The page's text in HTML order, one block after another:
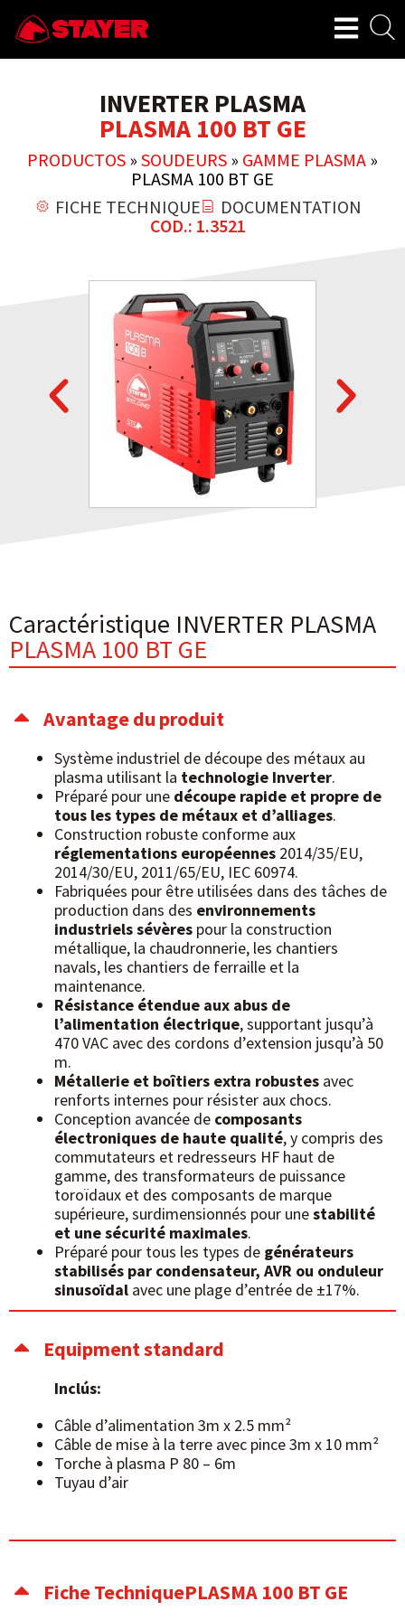
INVERTER PLASMA
PLASMA 100 BT GE
PRODUCTOS » SOUDEURS » GAMME PLASMA »
PLASMA 100 BT GE
FICHE TECHNIQUE
DOCUMENTATION
COD.: 1.3521
Caractéristique INVERTER PLASMA
PLASMA 100 BT GE
Avantage du produit
Système industriel de découpe des métaux au
plasma utilisant la technologie Inverter.
Préparé pour une découpe rapide et propre de
tous les types de métaux et d’alliages.
Construction robuste conforme aux
réglementations européennes 2014/35/EU,
2014/30/EU, 2011/65/EU, IEC 60974.
Fabriquées pour être utilisées dans des tâches de
production dans des environnements
industriels sévères pour la construction
métallique, la chaudronnerie, les chantiers
navals, les chantiers de ferraille et la
maintenance.
Résistance étendue aux abus de
l’alimentation électrique, supportant jusqu’à
470 VAC avec des cordons d’extension jusqu’à 50
m.
Métallerie et boîtiers extra robustes avec
renforts internes pour résister aux chocs.
Conception avancée de composants
électroniques de haute qualité, y compris des
commutateurs et redresseurs HF haut de
gamme, des transformateurs de puissance
toroïdaux et des composants de marque
supérieure, surdimensionnés pour unestabilité
et une sécurité maximales.
Préparé pour tous les types de générateurs
stabilisés par condensateur, AVR ou onduleur
sinusoïdal avec une plage d’entrée de ±17%.
Equipment standard
Inclús:
Câble d’alimentation 3m x 2.5 mm²
Câble de mise à la terre avec pince 3m x 10 mm²
Torche à plasma P 80 – 6m
Tuyau d’air
Fiche TechniquePLASMA 100 BT GE